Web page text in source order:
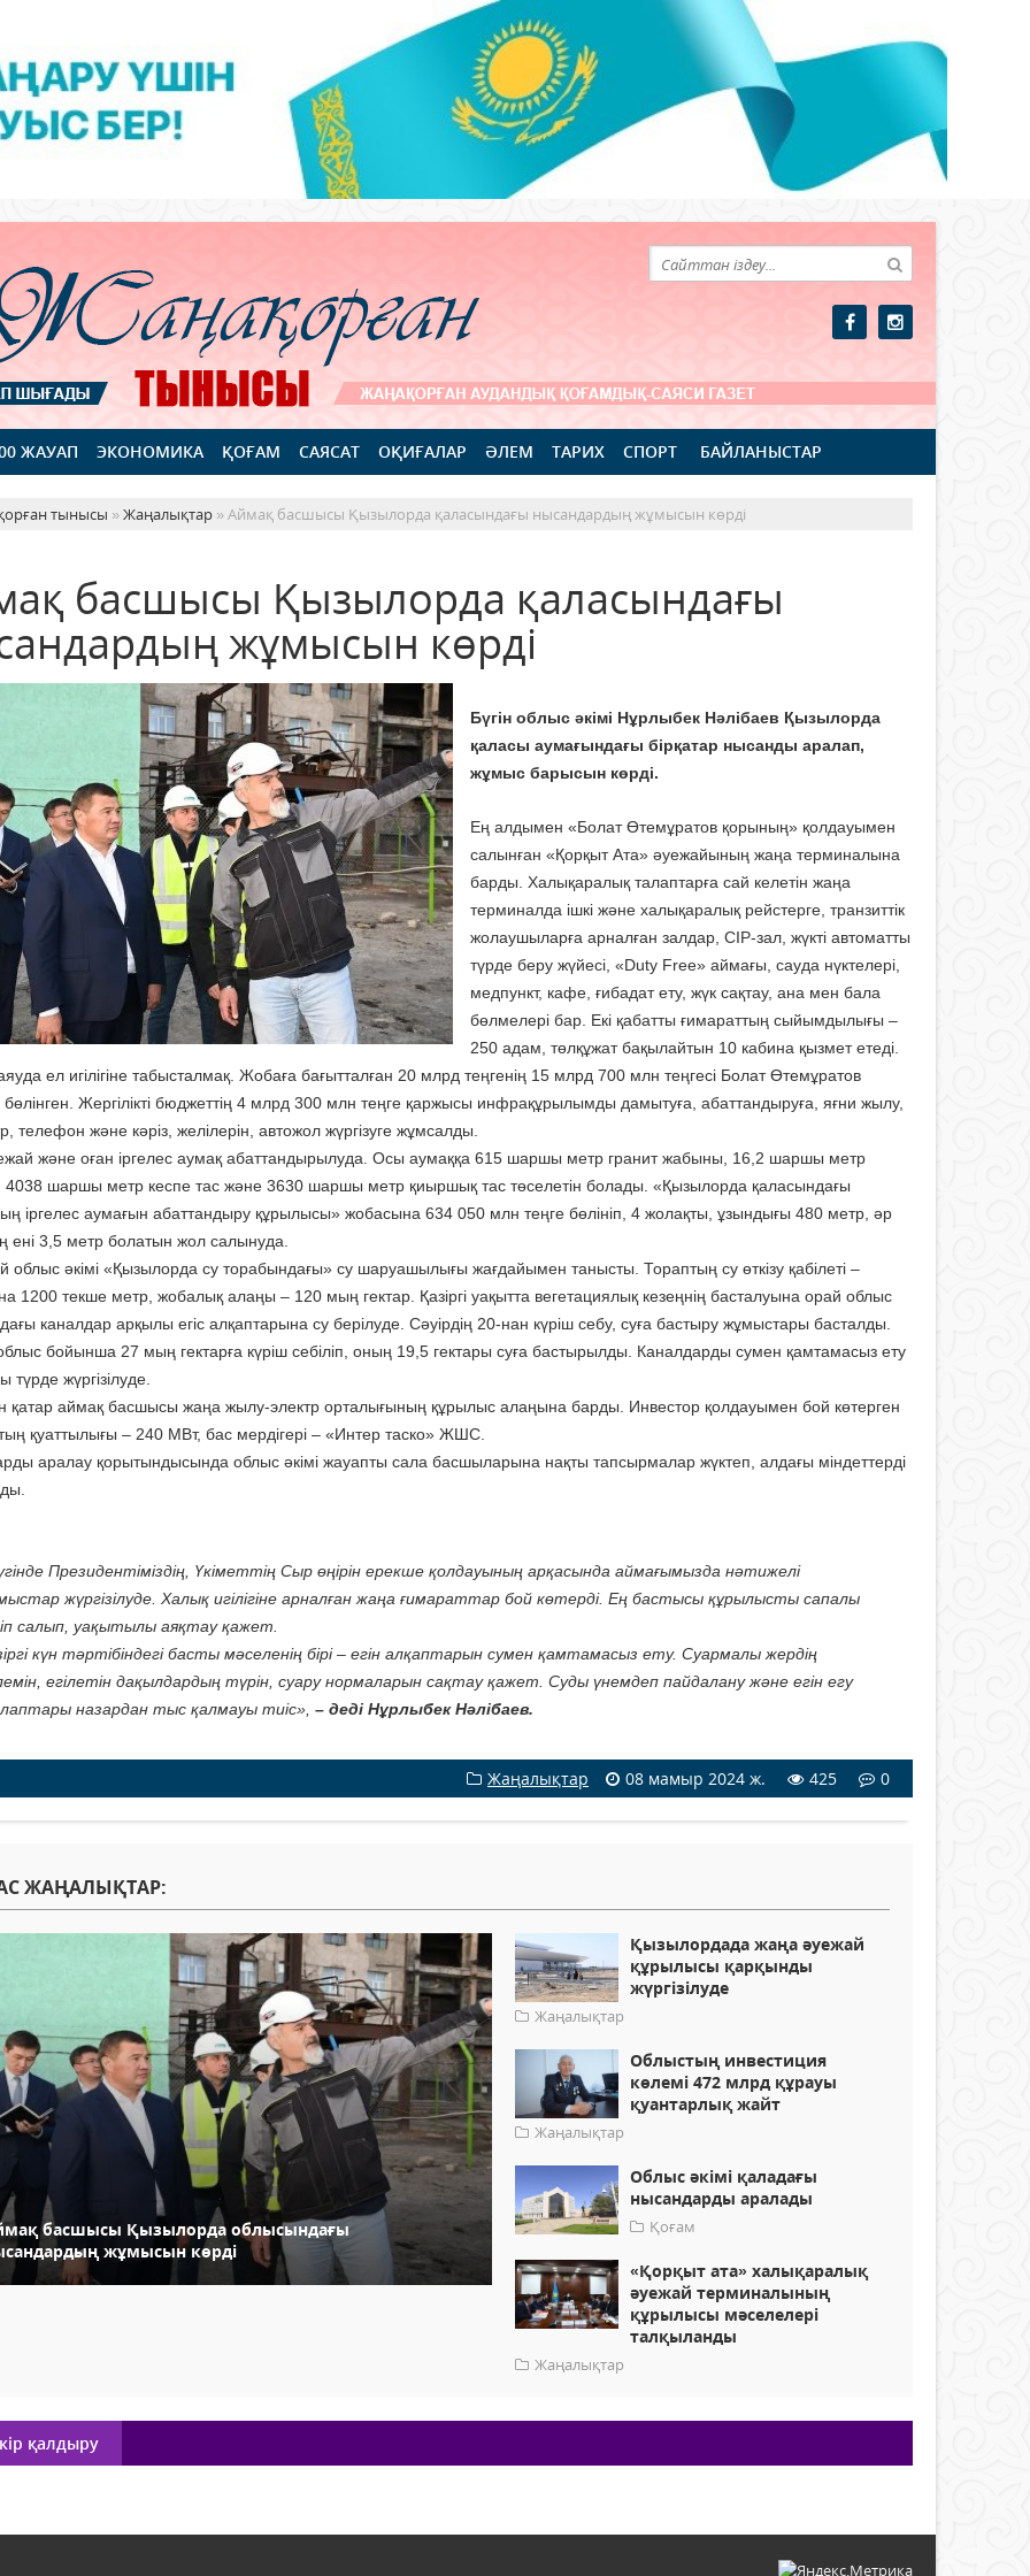
ЖАУАП ЭКОНОМИКА ҚОҒАМ САЯСАТ ОҚИҒАЛАР ӘЛЕМ ТАРИХ СПОРТ БАЙЛАНЫСТАР
тынысы »Жаңалықтар » Аймақ басшысы Қызылорда қаласындағы нысандардың жұмысын көрді
басшысы Қызылорда қаласындағы
жұмысын көрді
Бүгін облыс әкімі Нұрлыбек Нәлібаев Қызылорда
қаласы аумағындағы бірқатар нысанды аралап,
жұмыс барысын көрді.
Ең алдымен «Болат Өтемұратов қорының» қолдауымен
салынған «Қорқыт Ата» әуежайының жаңа терминалына
барды. Халықаралық талаптарға сай келетін жаңа
терминалда ішкі және халықаралық рейстерге, транзиттік
жолаушыларға арналған залдар, CIP-зал, жүкті автоматты
түрде беру жүйесі, «Duty Free» аймағы, сауда нүктелері,
медпункт, кафе, ғибадат ету, жүк сақтау, ана мен бала
бөлмелері бар. Екі қабатты ғимараттың сыйымдылығы –
250 адам, төлқұжат бақылайтын 10 кабина қызмет етеді.
ел игілігіне табысталмақ. Жобаға бағытталған 20 млрд теңгенің 15 млрд 700 млн теңгесі Болат Өтемұратов
Жергілікті бюджеттің 4 млрд 300 млн теңге қаржысы инфрақұрылымды дамытуға, абаттандыруға, яғни жылу,
телефон және кәріз, желілерін, автожол жүргізуге жұмсалды.
және оған іргелес аумақ абаттандырылуда. Осы аумаққа 615 шаршы метр гранит жабыны, 16,2 шаршы метр
4038 шаршы метр кеспе тас және 3630 шаршы метр қиыршық тас төселетін болады. «Қызылорда қаласындағы
іргелес аумағын абаттандыру құрылысы» жобасына 634 050 млн теңге бөлініп, 4 жолақты, ұзындығы 480 метр, әр
ені 3,5 метр болатын жол салынуда.
облыс әкімі «Қызылорда су торабындағы» су шаруашылығы жағдайымен танысты. Тораптың су өткізу қабілеті –
1200 текше метр, жобалық алаңы – 120 мың гектар. Қазіргі уақытта вегетациялық кезеңнің басталуына орай облыс
каналдар арқылы егіс алқаптарына су берілуде. Сәуірдің 20-нан күріш себу, суға бастыру жұмыстары басталды.
бойынша 27 мың гектарға күріш себіліп, оның 19,5 гектары суға бастырылды. Каналдарды сумен қамтамасыз ету
түрде жүргізілуде.
қатар аймақ басшысы жаңа жылу-электр орталығының құрылыс алаңына барды. Инвестор қолдауымен бой көтерген
қуаттылығы – 240 МВт, бас мердігері – «Интер таско» ЖШС.
аралау қорытындысында облыс әкімі жауапты сала басшыларына нақты тапсырмалар жүктеп, алдағы міндеттерді
Президентіміздің, Үкіметтің Сыр өңірін ерекше қолдауының арқасында аймағымызда нәтижелі
жүргізілуде. Халық игілігіне арналған жаңа ғимараттар бой көтерді. Ең бастысы құрылысты сапалы
салып, уақытылы аяқтау қажет.
күн тәртібіндегі басты мәселенің бірі – егін алқаптарын сумен қамтамасыз ету. Суармалы жердің
егілетін дақылдардың түрін, суару нормаларын сақтау қажет. Суды үнемдеп пайдалану және егін егу
назардан тыс қалмауы тиіс», – деді Нұрлыбек Нәлібаев.
Жаңалықтар 08 мамыр 2024 ж. 425 0
ЖАҢАЛЫҚТАР:
басшысы Қызылорда облысындағы
жұмысын көрді
Қызылордада жаңа әуежай
құрылысы қарқынды
жүргізілуде
Жаңалықтар
Облыстың инвестиция
көлемі 472 млрд құрауы
қуантарлық жайт
Жаңалықтар
Облыс әкімі қаладағы
нысандарды аралады
Қоғам
«Қорқыт ата» халықаралық
әуежай терминалының
құрылысы мәселелері
талқыланды
Жаңалықтар
қалдыру